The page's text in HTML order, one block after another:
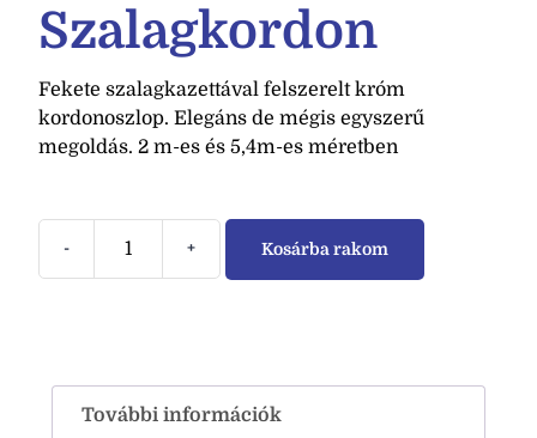
Szalagkordon
Fekete szalagkazettával felszerelt króm
kordonoszlop. Elegáns de mégis egyszerű
megoldás. 2 m-es és 5,4m-es méretben
- + Kosárba rakom
További információk